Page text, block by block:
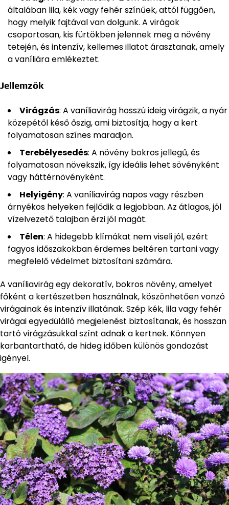
általában lila, kék vagy fehér színűek, attól függően,
hogy melyik fajtával van dolgunk. A virágok
csoportosan, kis fürtökben jelennek meg a növény
tetején, és intenzív, kellemes illatot árasztanak, amely
a vaníliára emlékeztet.
Jellemzők
Virágzás: A vaníliavirág hosszú ideig virágzik, a nyár
közepétől késő őszig, ami biztosítja, hogy a kert
folyamatosan színes maradjon.
Terebélyesedés: A növény bokros jellegű, és
folyamatosan növekszik, így ideális lehet sövényként
vagy háttérnövényként.
Helyigény: A vaníliavirág napos vagy részben
árnyékos helyeken fejlődik a legjobban. Az átlagos, jól
vízelvezető talajban érzi jól magát.
Télen: A hidegebb klímákat nem viseli jól, ezért
fagyos időszakokban érdemes beltéren tartani vagy
megfelelő védelmet biztosítani számára.
A vaníliavirág egy dekoratív, bokros növény, amelyet
főként a kertészetben használnak, köszönhetően vonzó
virágainak és intenzív illatának. Szép kék, lila vagy fehér
virágai egyedülálló megjelenést biztosítanak, és hosszan
tartó virágzásukkal színt adnak a kertnek. Könnyen
karbantartható, de hideg időben különös gondozást
igényel.